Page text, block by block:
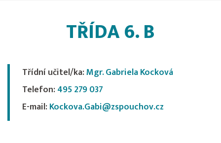
TŘÍDA 6. B
Třídní učitel/ka:Mgr. Gabriela Kocková
Telefon:495 279 037
E-mail:Kockova.Gabi@zspouchov.cz